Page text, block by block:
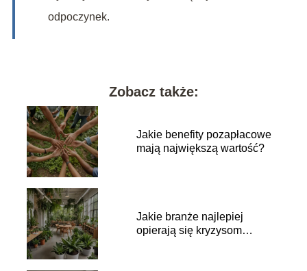
odpoczynek.
Zobacz także:
Jakie benefity pozapłacowe
mają największą wartość?
Jakie branże najlepiej
opierają się kryzysom